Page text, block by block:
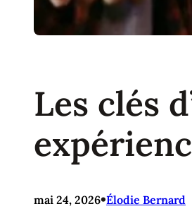
Les clés
mai 24, 2026•Élodie Bernard